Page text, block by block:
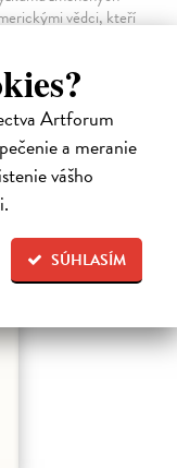
Artforum
a meranie
vášho
SÚHLASÍM
vědci, kteří